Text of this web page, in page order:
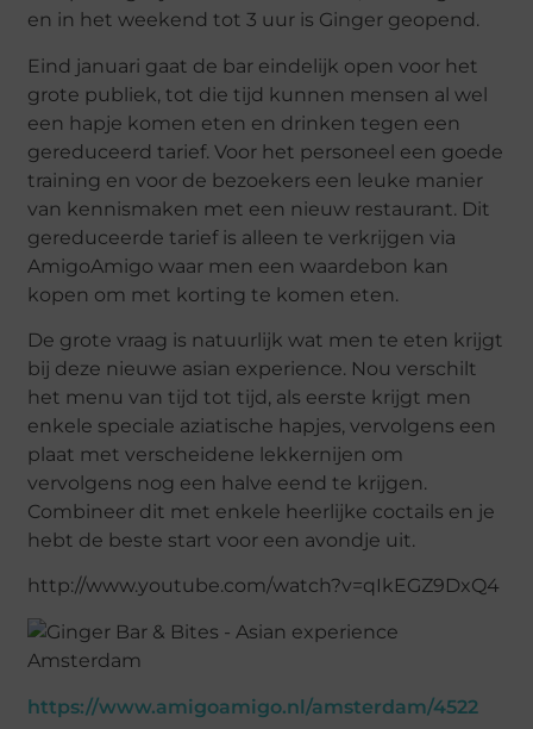
en in het weekend tot 3 uur is Ginger geopend.
Eind januari gaat de bar eindelijk open voor het
grote publiek, tot die tijd kunnen mensen al wel
een hapje komen eten en drinken tegen een
gereduceerd tarief. Voor het personeel een goede
training en voor de bezoekers een leuke manier
van kennismaken met een nieuw restaurant. Dit
gereduceerde tarief is alleen te verkrijgen via
AmigoAmigo waar men een waardebon kan
kopen om met korting te komen eten.
De grote vraag is natuurlijk wat men te eten krijgt
bij deze nieuwe asian experience. Nou verschilt
het menu van tijd tot tijd, als eerste krijgt men
enkele speciale aziatische hapjes, vervolgens een
plaat met verscheidene lekkernijen om
vervolgens nog een halve eend te krijgen.
Combineer dit met enkele heerlijke coctails en je
hebt de beste start voor een avondje uit.
http://www.youtube.com/watch?v=qIkEGZ9DxQ4
https://www.amigoamigo.nl/amsterdam/4522